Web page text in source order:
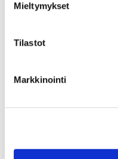
Mieltymykset
Tilastot
Markkinointi
Hasu
liikuntaelimistön
oppimisympäristö,